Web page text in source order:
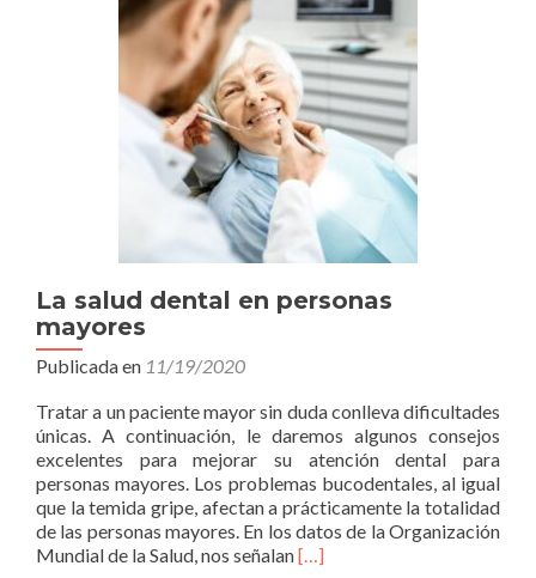
La salud dental en personas
mayores
Publicada en 11/19/2020
Tratar a un paciente mayor sin duda conlleva dificultades
únicas. A continuación, le daremos algunos consejos
excelentes para mejorar su atención dental para
personas mayores. Los problemas bucodentales, al igual
que la temida gripe, afectan a prácticamente la totalidad
de las personas mayores. En los datos de la Organización
Mundial de la Salud, nos señalanLeer
[…]